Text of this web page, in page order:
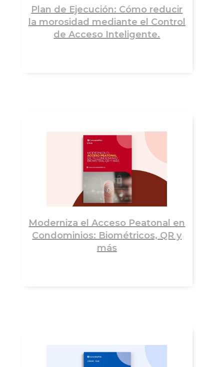
Plan de Ejecución: Cómo reducir
la morosidad mediante el Control
de Acceso Inteligente.
Moderniza el Acceso Peatonal en
Condominios: Biométricos, QR y
más